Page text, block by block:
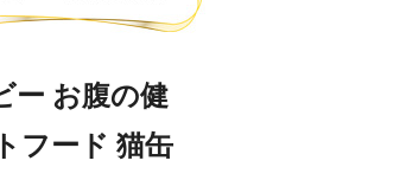
ー お腹の健
フード 猫缶